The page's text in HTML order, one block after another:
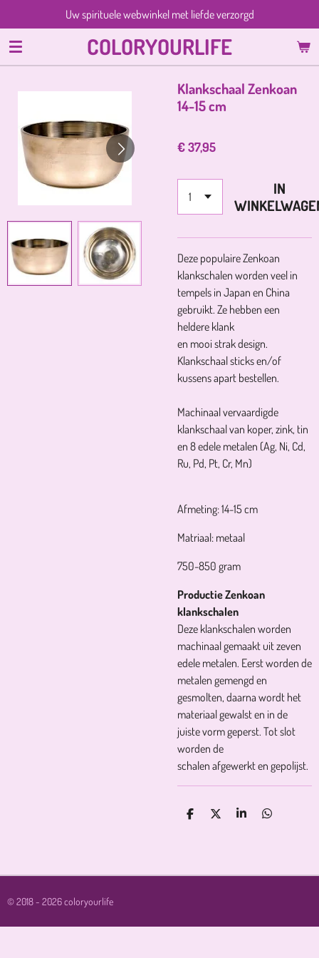
direct
naar
de
COLORYOURLIFE
Uw spirituele webwinkel met liefde verzorgd
Klankschaal Zenkoan
14-15 cm
€ 37,95
IN
Deze populaire Zenkoan
klankschalen worden veel in
tempels in Japan en China
gebruikt. Ze hebben een
heldere klank
en mooi strak design.
​Klankschaal sticks en/of
kussens apart bestellen.
Machinaal vervaardigde
klankschaal van koper, zink, tin
en 8 edele metalen (Ag, Ni, Cd,
Ru, Pd, Pt, Cr, Mn)
Afmeting: 14-15 cm
Matriaal: metaal
750-850 gram
Productie Zenkoan
klankschalen
Deze klankschalen worden
machinaal gemaakt uit zeven
edele metalen. Eerst worden de
metalen gemengd en
gesmolten, daarna wordt het
materiaal gewalst en in de
juiste vorm geperst. Tot slot
worden de
schalen afgewerkt en gepolijst.
D
D
S
D
© 2018 - 2026 coloryourlife